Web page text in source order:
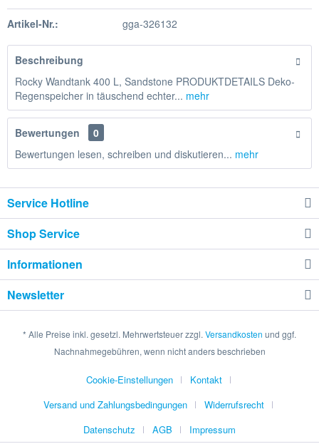
Artikel-Nr.: gga-326132
Beschreibung
Rocky Wandtank 400 L, Sandstone PRODUKTDETAILS Deko-
Regenspeicher in täuschend echter... mehr
Bewertungen
0
Bewertungen lesen, schreiben und diskutieren... mehr
Service Hotline
Shop Service
Informationen
Newsletter
* Alle Preise inkl. gesetzl. Mehrwertsteuer zzgl. Versandkosten und ggf.
Nachnahmegebühren, wenn nicht anders beschrieben
Cookie-Einstellungen
Kontakt
Versand und Zahlungsbedingungen
Widerrufsrecht
Datenschutz
AGB Impressum